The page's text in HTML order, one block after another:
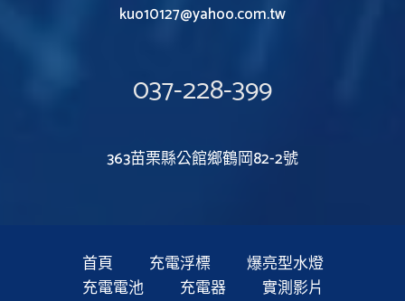
kuo10127@yahoo.com.tw
037-228-399
363苗栗縣公館鄉鶴岡82-2號
首頁 充電浮標
爆亮型水燈
充電電池
充電器
實測影片